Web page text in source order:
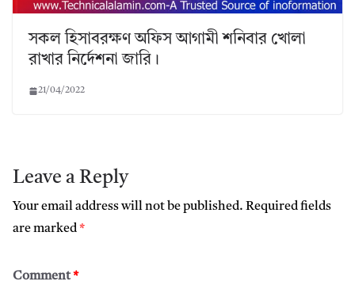
সকল হিসাবরক্ষণ অফিস আগামী শনিবার খোলা
রাখার নির্দেশনা জারি।
21/04/2022
Leave a Reply
Your email address will not be published. Required fields
are marked*
Comment*